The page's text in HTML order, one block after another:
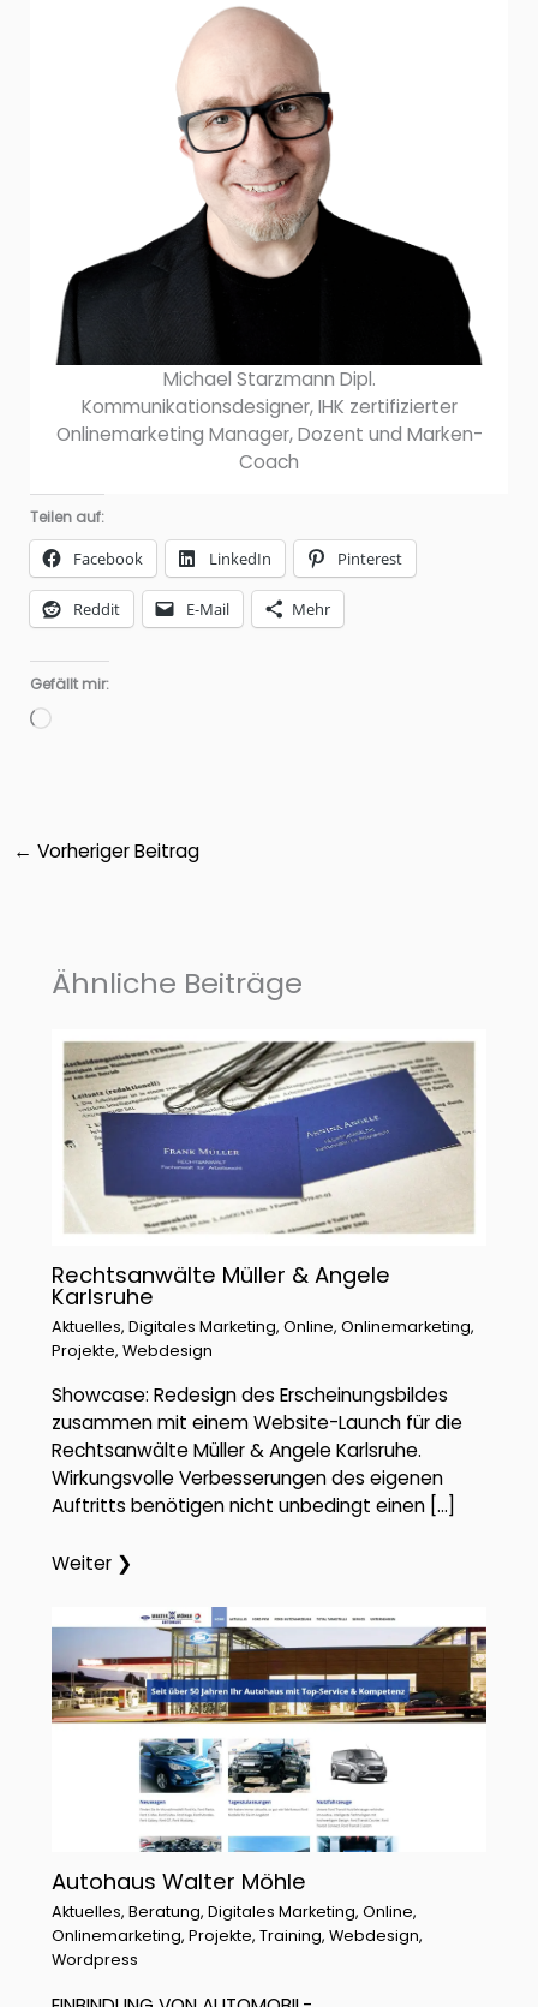
Michael Starzmann Dipl.
Kommunikationsdesigner, IHK zertifizierter
Onlinemarketing Manager, Dozent und Marken-
Coach
Teilen auf:
Facebook LinkedIn Pinterest
Reddit E-Mail Mehr
Gefällt mir:
Wird
← Vorheriger Beitrag
Ähnliche Beiträge
Rechtsanwälte Müller & Angele
Karlsruhe
Aktuelles, Digitales Marketing, Online, Onlinemarketing,
Projekte, Webdesign
Showcase: Redesign des Erscheinungsbildes
zusammen mit einem Website-Launch für die
Rechtsanwälte Müller & Angele Karlsruhe.
Wirkungsvolle Verbesserungen des eigenen
Auftritts benötigen nicht unbedingt einen […]
Weiter ❯
Autohaus Walter Möhle
Aktuelles, Beratung, Digitales Marketing, Online,
Onlinemarketing, Projekte, Training, Webdesign,
Wordpress